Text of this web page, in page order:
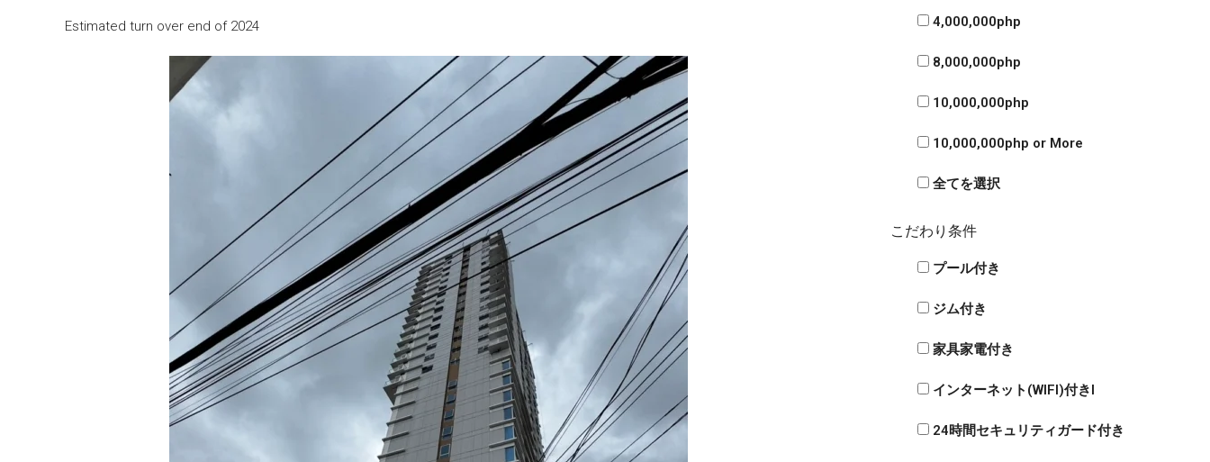
Estimated turn over end of 2024 4,000,000php
8,000,000php
10,000,000php
10,000,000php or More
全てを選択
こだわり条件
プール付き
ジム付き
家具家電付き
インターネット(WIFI)付きI
24時間セキュリティガード付き